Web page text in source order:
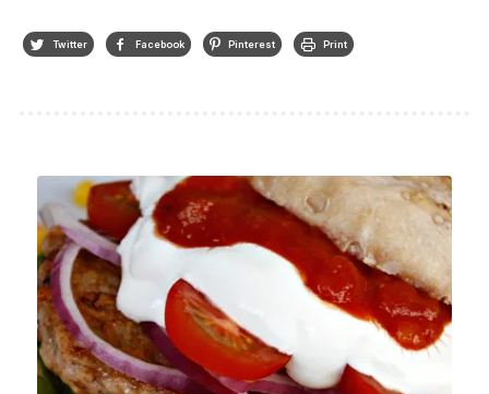
Twitter Facebook Pinterest Print